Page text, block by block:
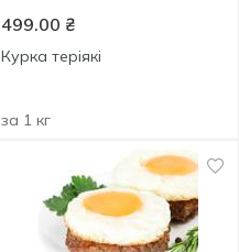
499.00 ₴
Курка теріякі
за 1 кг